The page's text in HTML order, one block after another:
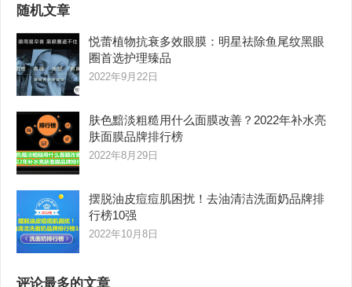
随机文章
悦蕾植物抗衰多效眼膜：明星祛除鱼尾纹黑眼
圈首选护理臻品
2022年9月22日
肤色黯淡粗糙用什么面膜改善？2022年补水亮
肤面膜品牌排行榜
2022年8月29日
摆脱油皮痘痘肌困扰！去油清洁洗面奶品牌排
行榜10强
2022年10月8日
评论最多的文章